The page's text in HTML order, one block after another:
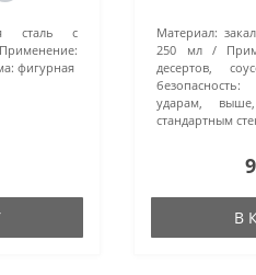
сталь с
Применение:
фигурная
Материал:
250 мл
десертов,
безопасность:
ударам,
стандартным
В